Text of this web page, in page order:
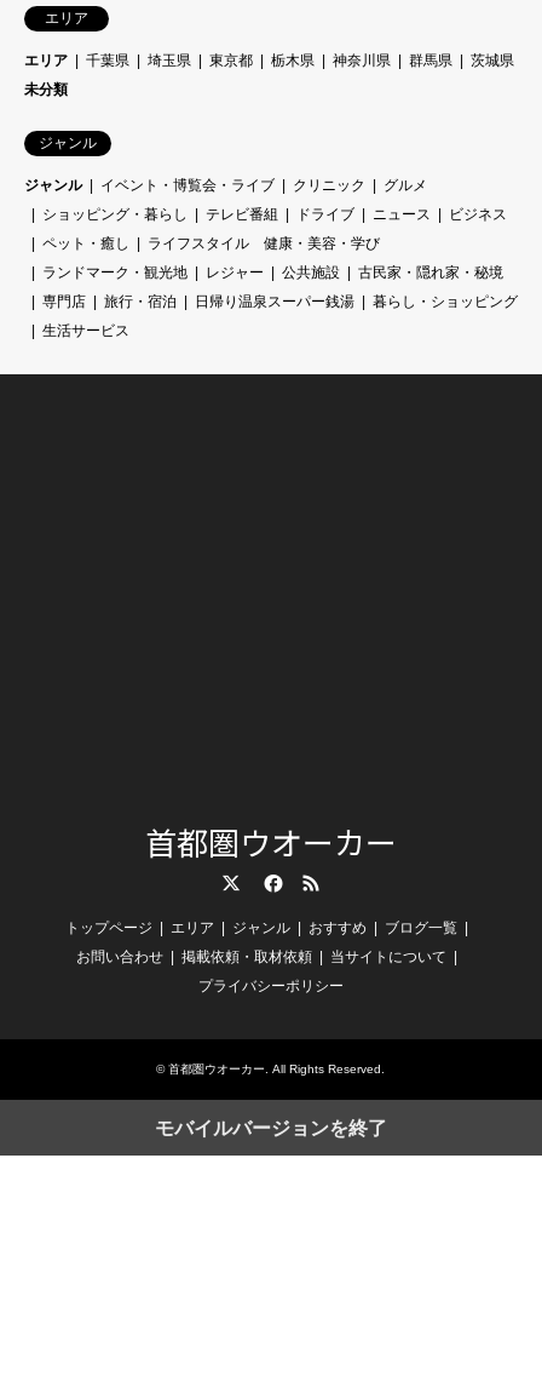
エリア
エリア 千葉県 埼玉県 東京都 栃木県 神奈川県 群馬県
茨城県
未分類
ジャンル
ジャンル イベント・博覧会・ライブ クリニック
グルメ
ショッピング・暮らし
テレビ番組 ドライブ ニュース
ビジネス
ペット・癒し
ライフスタイル 健康・美容・学び
ランドマーク・観光地
レジャー 公共施設
古民家・隠れ家・秘境
専門店
旅行・宿泊 日帰り温泉スーパー銭湯
暮らし・ショッピング
生活サービス
首都圏ウオーカー
トップページ エリア ジャンル おすすめ
ブログ一覧
お問い合わせ
掲載依頼・取材依頼
当サイトについて
プライバシーポリシー
©首都圏ウオーカー. All Rights Reserved.
モバイルバージョンを終了